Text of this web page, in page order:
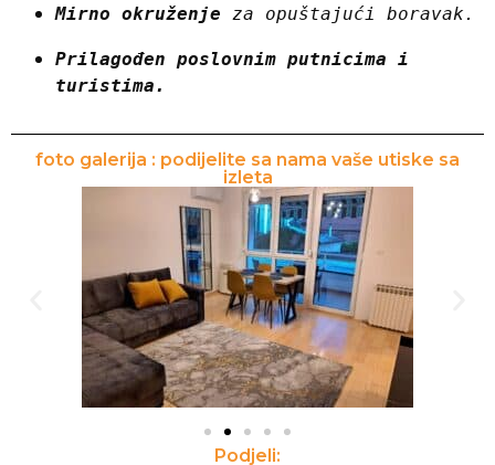
Mirno okruženje za opuštajući boravak.
Prilagođen poslovnim putnicima i
turistima.
foto galerija : podijelite sa nama vaše utiske sa
izleta
Podjeli: